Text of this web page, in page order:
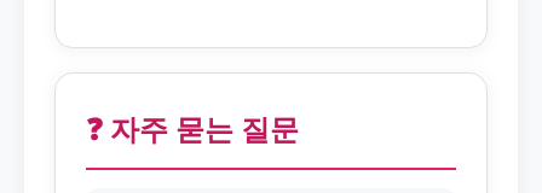
❓ 자주 묻는 질문